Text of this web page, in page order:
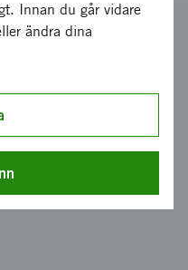
Innan du går vidare
ändra dina